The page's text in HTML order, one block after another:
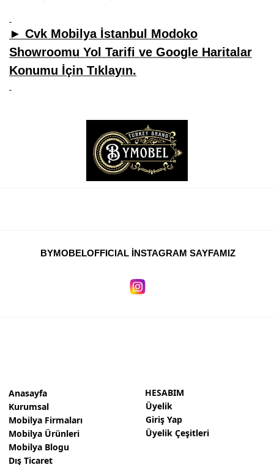
► Cvk Mobilya İstanbul Modoko
Showroomu Yol Tarifi ve Google Haritalar
Konumu İçin Tıklayın.
BYMOBELOFFICIAL İNSTAGRAM SAYFAMIZ
Anasayfa
Kurumsal
Mobilya Firmaları
Mobilya Ürünleri
Mobilya Blogu
Dış Ticaret
HESABIM
Üyelik
Giriş Yap
Üyelik Çeşitleri